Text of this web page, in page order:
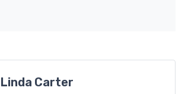
Linda Carter